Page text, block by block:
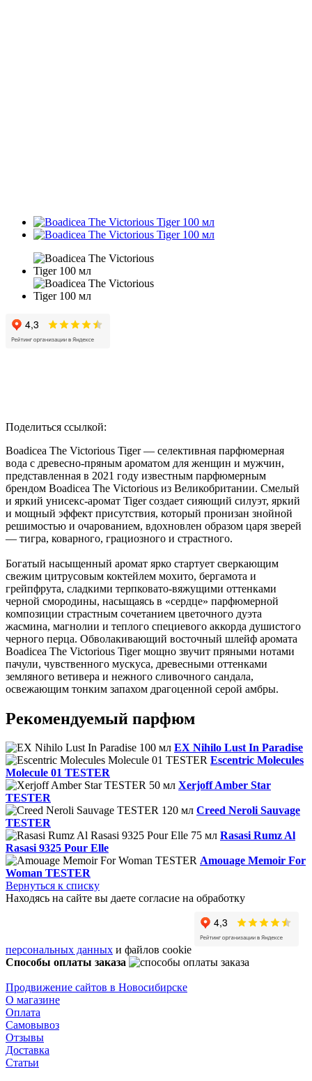
Поделиться ссылкой:
Boadicea The Victorious Tiger — селективная парфюмерная
вода с древесно-пряным ароматом для женщин и мужчин,
представленная в 2021 году известным парфюмерным
брендом Boadicea The Victorious из Великобритании. Смелый
и яркий унисекс-аромат Tiger создает сияющий силуэт, яркий
и мощный эффект присутствия, который пронизан знойной
решимостью и очарованием, вдохновлен образом царя зверей
— тигра, коварного, грациозного и страстного.
Богатый насыщенный аромат ярко стартует сверкающим
свежим цитрусовым коктейлем мохито, бергамота и
грейпфрута, сладкими терпковато-вяжущими оттенками
черной смородины, насыщаясь в «сердце» парфюмерной
композиции страстным сочетанием цветочного дуэта
жасмина, магнолии и теплого специевого аккорда душистого
черного перца. Обволакивающий восточный шлейф аромата
Boadicea The Victorious Tiger мощно звучит пряными нотами
пачули, чувственного мускуса, древесными оттенками
земляного ветивера и нежного сливочного сандала,
освежающим тонким запахом драгоценной серой амбры.
Рекомендуемый парфюм
EX Nihilo Lust In Paradise
Escentric Molecules
Molecule 01 TESTER
Xerjoff Amber Star
TESTER
Creed Neroli Sauvage
TESTER
Rasasi Rumz Al
Rasasi 9325 Pour Elle
Amouage Memoir For
Woman TESTER
Вернуться к списку
Находясь на сайте вы даете согласие на обработку
персональных данных и файлов cookie
Способы оплаты заказа
Продвижение сайтов в Новосибирске
О магазине
Оплата
Самовывоз
Отзывы
Доставка
Статьи